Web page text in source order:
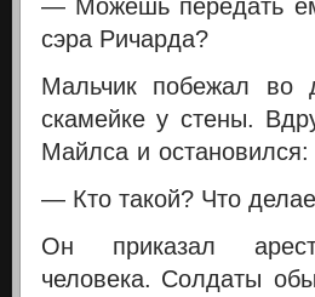
— Можешь передать
сэра Ричарда?
Мальчик побежал во
скамейке у стены.
Майлса и остановился:
— Кто такой? Что
Он приказал
человека. Солдаты